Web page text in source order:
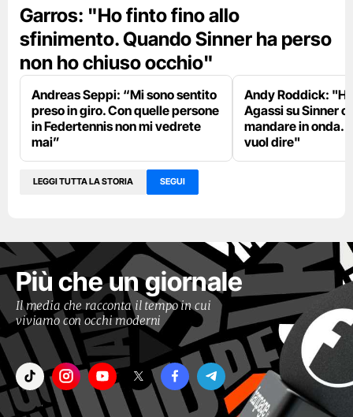
Garros: "Ho finto fino allo
sfinimento. Quando Sinner ha perso
non ho chiuso occhio"
Andreas Seppi: “Mi sono sentito
preso in giro. Con quelle persone
in Federtennis non mi vedrete
mai”
Andy Roddick:
Agassi su Sinner
mandare in onda.
vuol dire"
LEGGI TUTTA LA STORIA SEGUI
Più che un giornale
Il media che racconta il tempo in cui
viviamo con occhi moderni